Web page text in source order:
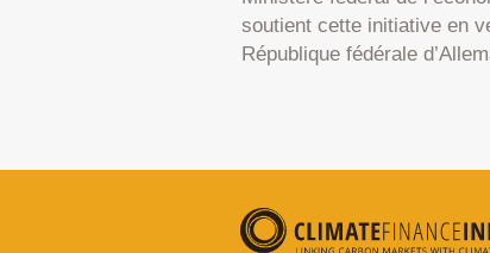
soutient cette initiative en
République fédérale